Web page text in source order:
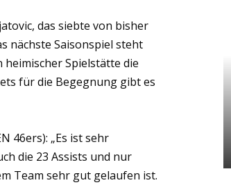
das siebte von bisher
nächste Saisonspiel steht
Spielstätte die
für die Begegnung gibt es
46ers): „Es ist sehr
die 23 Assists und nur
Team sehr gut gelaufen ist.